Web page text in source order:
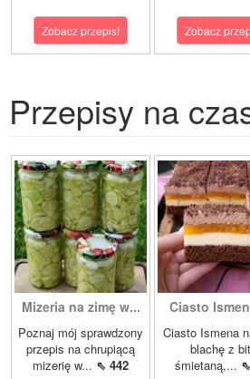
Zobacz przepis! Zobacz
Przepisy na
Mizeria na zimę w...
Poznaj mój sprawdzony
przepis na chrupiącą
mizerię w... ⇖ 442
Ciasto
Ciasto Ismena
blachę z
śmietaną,...